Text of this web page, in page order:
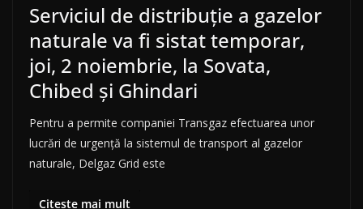
Serviciul de distribuţie a gazelor
naturale va fi sistat temporar,
joi, 2 noiembrie, la Sovata,
Chibed şi Ghindari
Pentru a permite companiei Transgaz efectuarea unor
lucrări de urgenţă la sistemul de transport al gazelor
naturale, Delgaz Grid este
Citește mai mult